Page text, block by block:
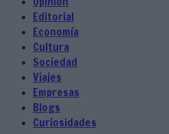
Editorial
Economía
Cultura
Sociedad
Viajes
Empresas
Blogs
Curiosidades